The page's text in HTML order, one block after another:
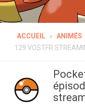
ACCUEIL » ANIMÉS
129 VOSTFR